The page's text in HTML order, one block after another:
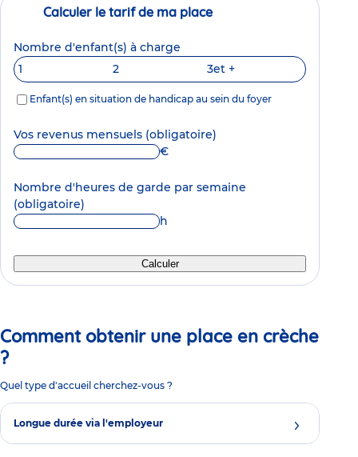
Calculer le tarif de ma place
Nombre d'enfant(s) à charge
1
2 3et +
Enfant(s) en situation de handicap au sein du foyer
Vos revenus mensuels (obligatoire)
€
Nombre d'heures de garde par semaine
(obligatoire)
h
Calculer
Comment obtenir une place en crèche
?
Quel type d'accueil cherchez-vous ?
Longue durée via l'employeur